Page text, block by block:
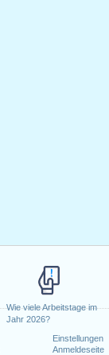
Wie viele Arbeitstage im
Jahr 2026?
Einstellungen
Anmeldeseite